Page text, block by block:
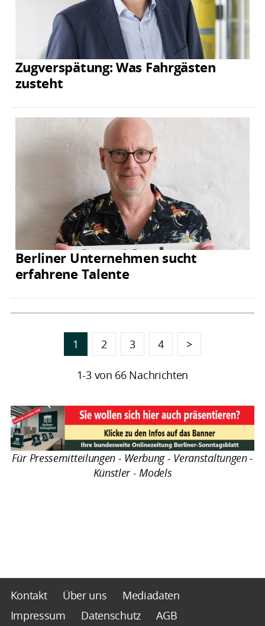
Zugverspätung: Was Fahrgästen
zusteht
Berliner Unternehmen sucht
erfahrene Talente
1 2 3 4 >
1-3 von 66 Nachrichten
Für Pressemitteilungen - Werbung - Veranstaltungen -
Künstler - Models
Kontakt Über uns
Mediadaten
Impressum
Datenschutz AGB